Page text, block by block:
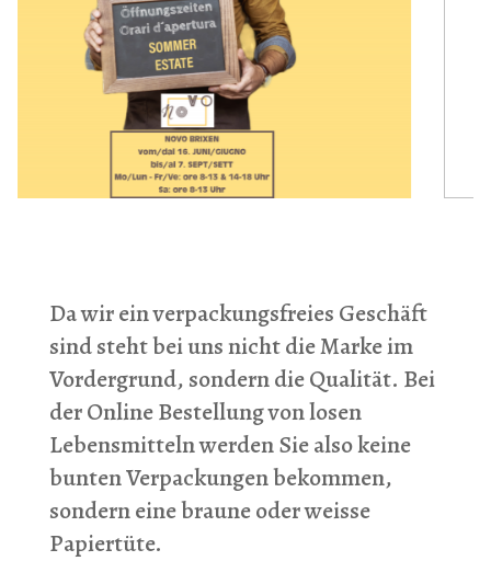
Da wir ein verpackungsfreies Geschäft
sind steht bei uns nicht die Marke im
Vordergrund, sondern die Qualität. Bei
der Online Bestellung von losen
Lebensmitteln werden Sie also keine
bunten Verpackungen bekommen,
sondern eine braune oder weisse
Papiertüte.